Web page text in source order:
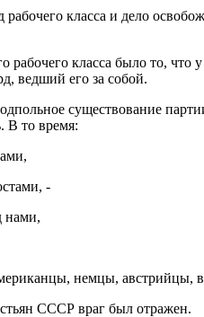
рабочего класса и дело
рабочего класса было то,
ведший его за собой.
существование
В то время:
-
нами,
немцы, австрийцы,
СССР враг был отражен.